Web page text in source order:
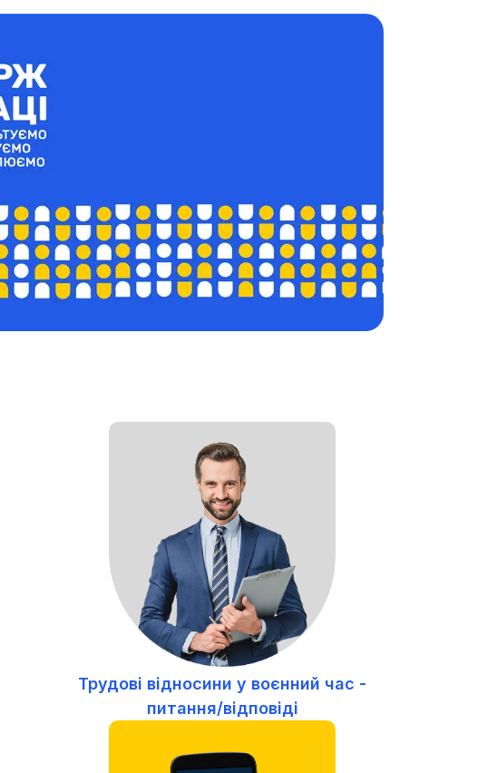
Трудові відносини у воєнний час -
питання/відповіді